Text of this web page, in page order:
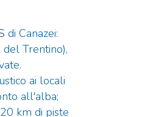
di Canazei:
Trentino),
ai locali
all'alba;
km di piste